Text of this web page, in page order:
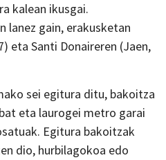
kalean ikusgai.
lanez gain, erakusketan
eta Santi Donaireren (Jaen,
sei egitura ditu, bakoitza
eta laurogei metro garai
Egitura bakoitzak
dio, hurbilagokoa edo